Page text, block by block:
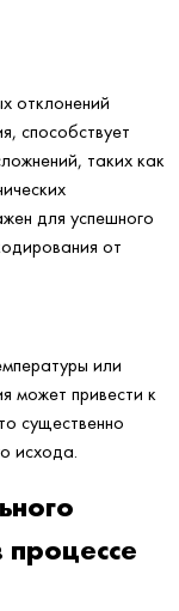
отклонений
способствует
таких как
для успешного
от
или
может привести к
существенно
исхода.